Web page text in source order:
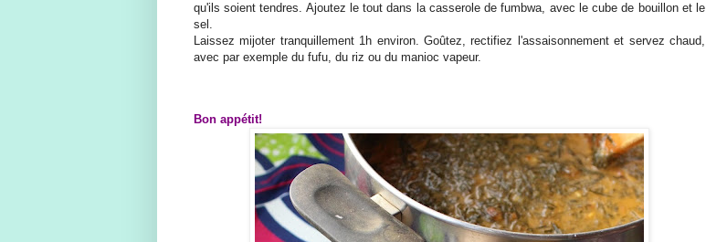
qu'ils soient tendres. Ajoutez le tout dans la casserole de fumbwa, avec le cube de bouillon et le
sel.
Laissez mijoter tranquillement 1h environ. Goûtez, rectifiez l'assaisonnement et servez chaud,
avec par exemple du fufu, du riz ou du manioc vapeur.
Bon appétit!